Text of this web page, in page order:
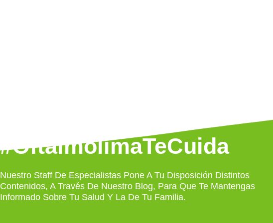
#OftalmolimaTeCuida
Nuestro Staff De Especialistas Pone A Tu Disposición Distintos
Contenidos, A Través De Nuestro Blog, Para Que Te Mantengas
Informado Sobre Tu Salud Y La De Tu Familia.